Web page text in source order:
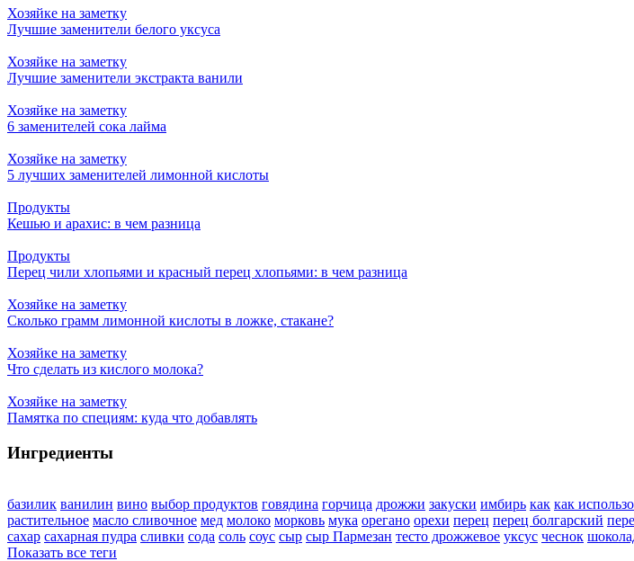
Хозяйке на заметку
Лучшие заменители белого уксуса
Хозяйке на заметку
Лучшие заменители экстракта ванили
Хозяйке на заметку
6 заменителей сока лайма
Хозяйке на заметку
5 лучших заменителей лимонной кислоты
Продукты
Кешью и арахис: в чем разница
Продукты
Перец чили хлопьями и красный перец хлопьями: в чем разница
Хозяйке на заметку
Сколько грамм лимонной кислоты в ложке, стакане?
Хозяйке на заметку
Что сделать из кислого молока?
Хозяйке на заметку
Памятка по специям: куда что добавлять
Ингредиенты
базилик ванилин вино выбор продуктов говядина горчица дрожжи закуски имбирь как как
растительное масло сливочное мед молоко морковь мука орегано орехи перец перец болгарский
сахар сахарная пудра сливки сода соль соус сыр сыр Пармезан тесто дрожжевое уксус чеснок
Показать все теги